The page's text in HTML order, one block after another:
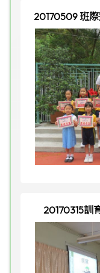
20170509 班
20170315訓